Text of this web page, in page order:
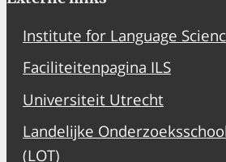
Institute for Language
Faciliteitenpagina ILS
Universiteit Utrecht
Landelijke
(LOT)